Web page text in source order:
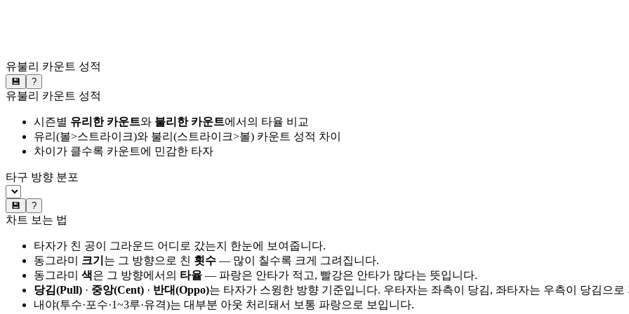
유불리 카운트 성적
💾 ?
유불리 카운트 성적
시즌별 유리한 카운트와 불리한 카운트에서의 타율 비교
유리(볼>스트라이크)와 불리(스트라이크>볼) 카운트 성적 차이
차이가 클수록 카운트에 민감한 타자
타구 방향 분포
💾 ?
차트 보는 법
타자가 친 공이 그라운드 어디로 갔는지 한눈에 보여줍니다.
동그라미 크기 는 그 방향으로 친 횟수 — 많이 칠수록 크게 그려집니다.
동그라미 색은 그 방향에서의 타율 — 파랑은 안타가 적고, 빨강은 안타가 많다는 뜻입니다.
당김(Pull) · 중앙(Cent) · 반대(Oppo)는 타자가 스윙한 방향 기준입니다. 우타자는 좌측이 당김, 좌타자는 우측이 당김으로
내야(투수·포수·1~3루·유격)는 대부분 아웃 처리돼서 보통 파랑으로 보입니다.